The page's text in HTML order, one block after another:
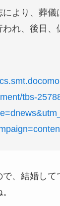
により、葬儀
われ、後日、
tbs-
で、結婚し